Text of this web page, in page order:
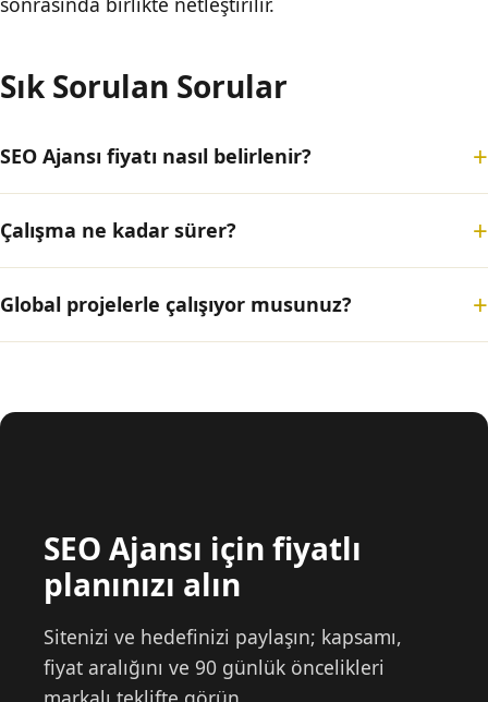
Sık Sorulan Sorular
SEO Ajansı fiyatı nasıl belirlenir?
Çalışma ne kadar sürer?
Global projelerle çalışıyor musunuz?
SEO Ajansı için fiyatlı
planınızı alın
Sitenizi ve hedefinizi paylaşın; kapsamı,
fiyat aralığını ve 90 günlük öncelikleri